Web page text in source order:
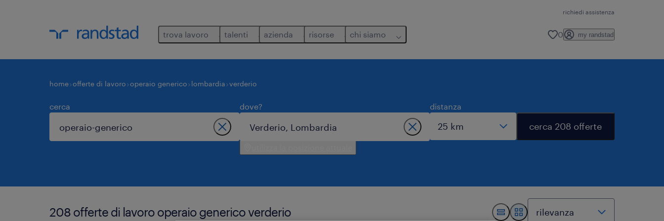
richiedi assistenza
trova lavoro talenti azienda risorse chi siamo 0 my randstad
home offerte di lavoro operaio generico lombardia verderio
cerca dove? distanza
cerca 208 offerte
208 offerte di lavoro operaio generico verderio